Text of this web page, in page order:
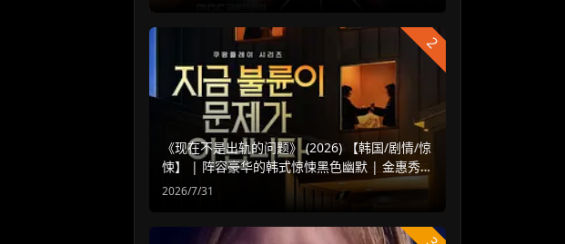
2
《现在不是出轨的问题》 (2026) 【韩国/剧情/惊
悚】 | 阵容豪华的韩式惊悚黑色幽默 | 金惠秀 x
赵汝贞强强联手
2026/7/31